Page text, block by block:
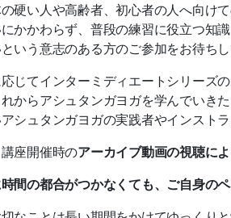
の硬い人や高齢者、初心者の人へ向け
かかわらず、普段の練習に役立つ知識
いう意志のある方のご参加をお待ちし
じてインターミディエートシリーズ
からアシュタンガヨガを学んでいき
シュタンガヨガの実践者やインス ト
座開催時のアーカイブ動画の視聴に
間の都合がつかなくても、ご自身の